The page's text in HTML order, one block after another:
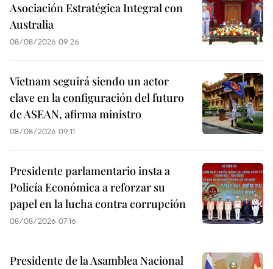
Asociación Estratégica Integral con
Australia
08/08/2026 09:26
Vietnam seguirá siendo un actor
clave en la configuración del futuro
de ASEAN, afirma ministro
08/08/2026 09:11
Presidente parlamentario insta a
Policía Económica a reforzar su
papel en la lucha contra corrupción
08/08/2026 07:16
Presidente de la Asamblea Nacional